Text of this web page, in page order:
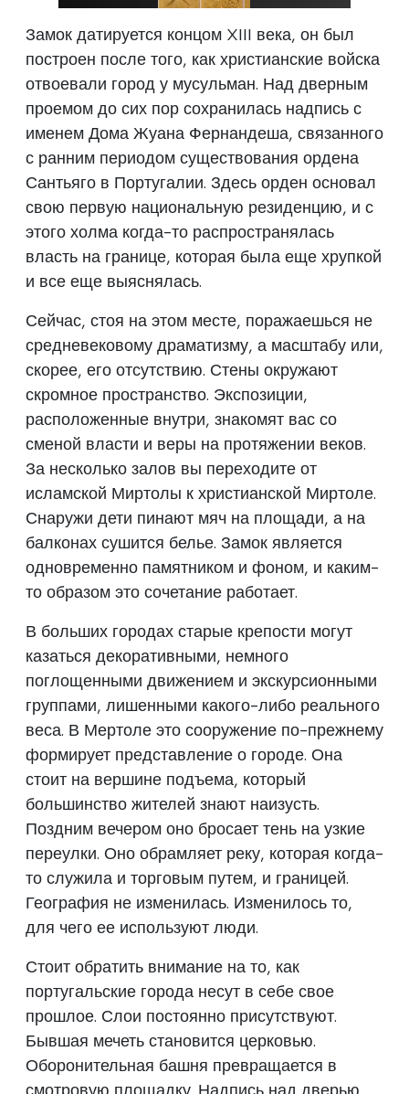
Замок датируется концом XIII века, он был
построен после того, как христианские войска
отвоевали город у мусульман. Над дверным
проемом до сих пор сохранилась надпись с
именем Дома Жуана Фернандеша, связанного
с ранним периодом существования ордена
Сантьяго в Португалии. Здесь орден основал
свою первую национальную резиденцию, и с
этого холма когда-то распространялась
власть на границе, которая была еще хрупкой
и все еще выяснялась.
Сейчас, стоя на этом месте, поражаешься не
средневековому драматизму, а масштабу или,
скорее, его отсутствию. Стены окружают
скромное пространство. Экспозиции,
расположенные внутри, знакомят вас со
сменой власти и веры на протяжении веков.
За несколько залов вы переходите от
исламской Миртолы к христианской Миртоле.
Снаружи дети пинают мяч на площади, а на
балконах сушится белье. Замок является
одновременно памятником и фоном, и каким-
то образом это сочетание работает.
В больших городах старые крепости могут
казаться декоративными, немного
поглощенными движением и экскурсионными
группами, лишенными какого-либо реального
веса. В Мертоле это сооружение по-прежнему
формирует представление о городе. Она
стоит на вершине подъема, который
большинство жителей знают наизусть.
Поздним вечером оно бросает тень на узкие
переулки. Оно обрамляет реку, которая когда-
то служила и торговым путем, и границей.
География не изменилась. Изменилось то,
для чего ее используют люди.
Стоит обратить внимание на то, как
португальские города несут в себе свое
прошлое. Слои постоянно присутствуют.
Бывшая мечеть становится церковью.
Оборонительная башня превращается в